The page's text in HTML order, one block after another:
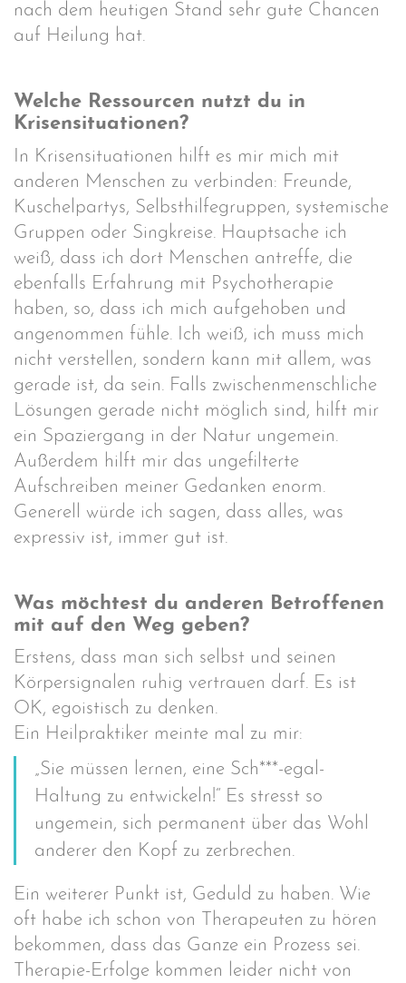
nach dem heutigen Stand sehr gute Chancen
auf Heilung hat.
Welche Ressourcen nutzt du in
Krisensituationen?
In Krisensituationen hilft es mir mich mit
anderen Menschen zu verbinden: Freunde,
Kuschelpartys, Selbsthilfegruppen, systemische
Gruppen oder Singkreise. Hauptsache ich
weiß, dass ich dort Menschen antreffe, die
ebenfalls Erfahrung mit Psychotherapie
haben, so, dass ich mich aufgehoben und
angenommen fühle. Ich weiß, ich muss mich
nicht verstellen, sondern kann mit allem, was
gerade ist, da sein. Falls zwischenmenschliche
Lösungen gerade nicht möglich sind, hilft mir
ein Spaziergang in der Natur ungemein.
Außerdem hilft mir das ungefilterte
Aufschreiben meiner Gedanken enorm.
Generell würde ich sagen, dass alles, was
expressiv ist, immer gut ist.
Was möchtest du anderen Betroffenen
mit auf den Weg geben?
Erstens, dass man sich selbst und seinen
Körpersignalen ruhig vertrauen darf. Es ist
OK, egoistisch zu denken.
Ein Heilpraktiker meinte mal zu mir:
„Sie müssen lernen, eine Sch***-egal-
Haltung zu entwickeln!“ Es stresst so
ungemein, sich permanent über das Wohl
anderer den Kopf zu zerbrechen.
Ein weiterer Punkt ist, Geduld zu haben. Wie
oft habe ich schon von Therapeuten zu hören
bekommen, dass das Ganze ein Prozess sei.
Therapie-Erfolge kommen leider nicht von